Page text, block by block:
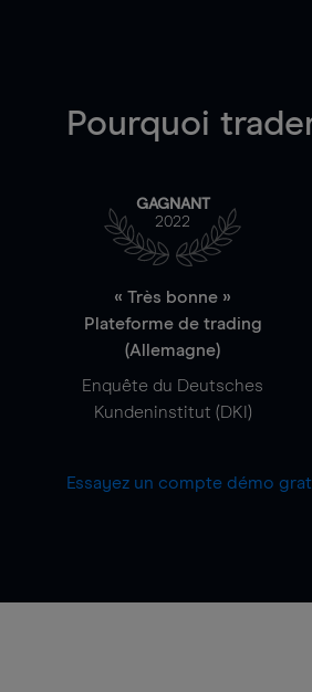
Pourquoi
GAGNANT
2022
« Très bonne »
Plateforme de trading
(Allemagne)
Enquête du Deutsches
Kundeninstitut (DKI)
Essayez un compte démo